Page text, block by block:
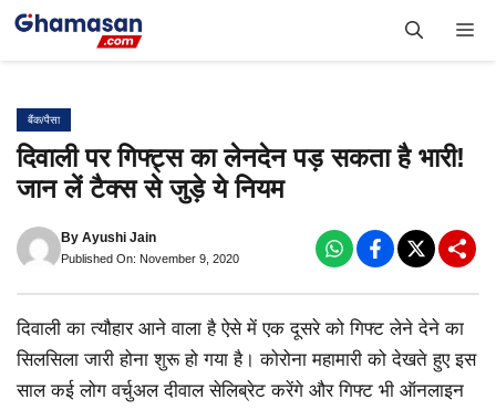
Skip
बैंक/पैसा
दिवाली पर गिफ्ट्स का लेनदेन पड़ सकता है भारी!
जान लें टैक्स से जुड़े ये नियम
By Ayushi Jain
Published On: November 9, 2020
दिवाली का त्यौहार आने वाला है ऐसे में एक दूसरे को गिफ्ट लेने देने का
सिलसिला जारी होना शुरू हो गया है। कोरोना महामारी को देखते हुए इस
साल कई लोग वर्चुअल दीवाल सेलिब्रेट करेंगे और गिफ्ट भी ऑनलाइन